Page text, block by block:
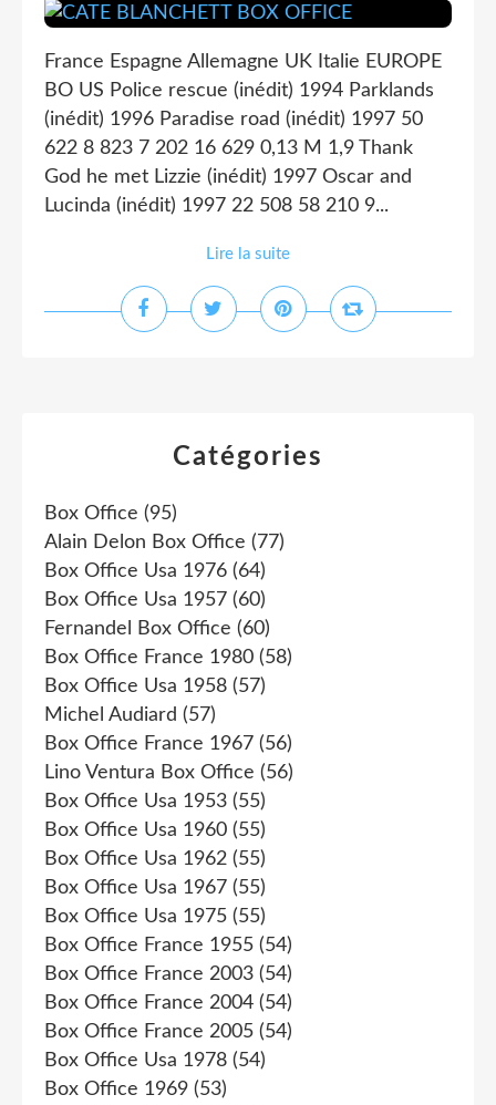
France Espagne Allemagne UK Italie EUROPE
BO US Police rescue (inédit) 1994 Parklands
(inédit) 1996 Paradise road (inédit) 1997 50
622 8 823 7 202 16 629 0,13 M 1,9 Thank
God he met Lizzie (inédit) 1997 Oscar and
Lucinda (inédit) 1997 22 508 58 210 9...
Lire la suite
Catégories
Box Office (95)
Alain Delon Box Office (77)
Box Office Usa 1976 (64)
Box Office Usa 1957 (60)
Fernandel Box Office (60)
Box Office France 1980 (58)
Box Office Usa 1958 (57)
Michel Audiard (57)
Box Office France 1967 (56)
Lino Ventura Box Office (56)
Box Office Usa 1953 (55)
Box Office Usa 1960 (55)
Box Office Usa 1962 (55)
Box Office Usa 1967 (55)
Box Office Usa 1975 (55)
Box Office France 1955 (54)
Box Office France 2003 (54)
Box Office France 2004 (54)
Box Office France 2005 (54)
Box Office Usa 1978 (54)
Box Office 1969 (53)